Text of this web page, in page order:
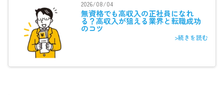
2026/08/04
無資格でも高収入の正社員になれ
る？高収入が狙える業界と転職成功
のコツ
>続きを読む